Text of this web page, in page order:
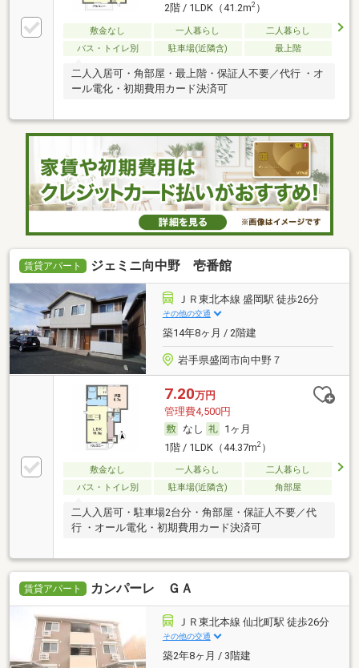
2階 / 1LDK（41.2m2）
敷金なし 一人暮らし
二人暮らし
バス・トイレ別
駐車場(近隣含) 最上階
二人入居可・角部屋・最上階・保証人不要／代行 ・オ
ール電化・初期費用カード決済可
賃貸アパート ジェミニ向中野 壱番館
ＪＲ東北本線 盛岡駅 徒歩26分
その他の交通
築14年8ヶ月 / 2階建
岩手県盛岡市向中野７
7.20万円
管理費4,500円
なし
1ヶ月
1階 / 1LDK（44.37m2）
敷金なし 一人暮らし
二人暮らし
バス・トイレ別
駐車場(近隣含) 角部屋
二人入居可・駐車場2台分・角部屋・保証人不要／代
行 ・オール電化・初期費用カード決済可
賃貸アパート カンパーレ ＧＡ
ＪＲ東北本線 仙北町駅 徒歩26分
その他の交通
築2年8ヶ月 / 3階建